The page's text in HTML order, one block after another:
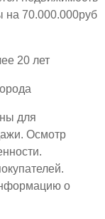
на 70.000.000руб
20 лет
для
Осмотр
о